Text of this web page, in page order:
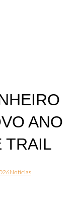
ANO
TRAIL
Noticias